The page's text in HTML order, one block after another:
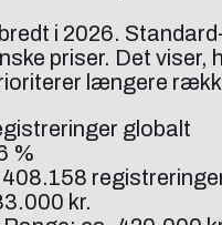
i 2026.
priser. Det
længere
globalt
%
kr.